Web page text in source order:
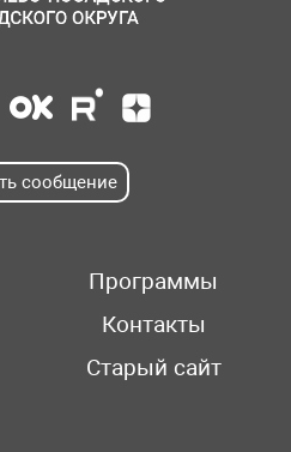
сообщение
Программы
Контакты
Старый сайт